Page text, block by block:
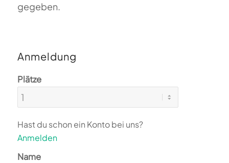
gegeben.
Anmeldung
Plätze
Hast du schon ein Konto bei uns?
Anmelden
Name